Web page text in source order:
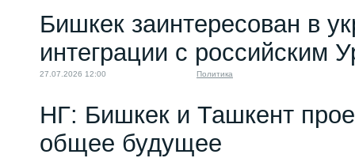
Бишкек заинтересован в
интеграции с российским
27.07.2026 12:00 Политика
НГ: Бишкек и Ташкент
общее будущее